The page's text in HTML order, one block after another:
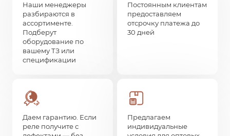
Наши менеджеры
разбираются в
ассортименте.
Подберут
оборудование по
вашему ТЗ или
спецификации
Постоянным клиентам
предоставляем
отсрочку платежа до
30 дней
Даем гарантию. Если
реле получите с
Предлагаем
индивидуальные